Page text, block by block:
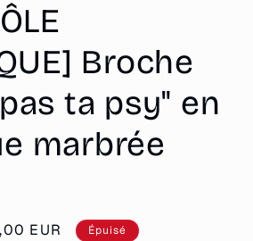
Broche
ta psy" en
marbrée
EUR Épuisé